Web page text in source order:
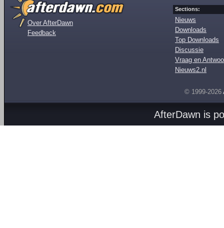
Over AfterDawn
Feedback
Sections:
Nieuws
Downloads
Top Downloads
Discussie
Vraag en
Nieuws2.nl
© 1999-2026
AfterDawn is